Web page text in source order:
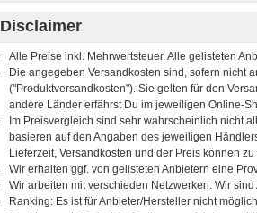
Disclaimer